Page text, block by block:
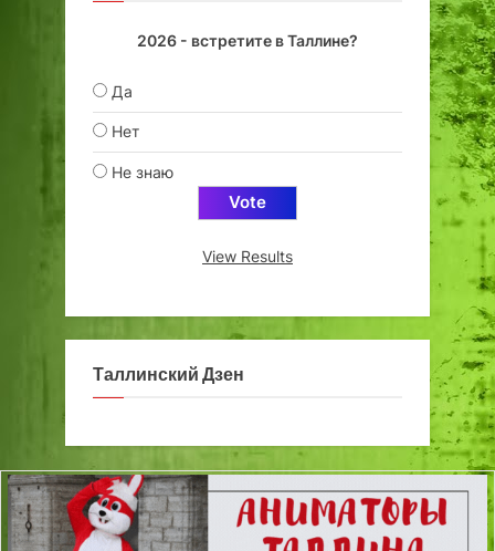
2026 - встретите в Таллине?
Да
Нет
Не знаю
View Results
Таллинский Дзен